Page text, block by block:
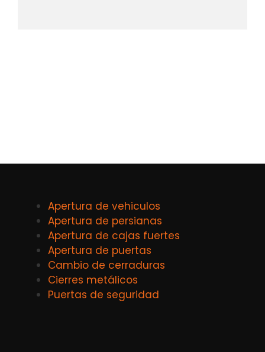
Apertura de vehiculos
Apertura de persianas
Apertura de cajas fuertes
Apertura de puertas
Cambio de cerraduras
Cierres metálicos
Puertas de seguridad